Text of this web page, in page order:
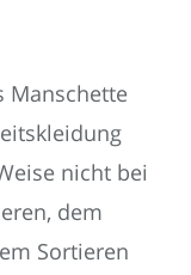
Manschette
nicht bei
dem
Sortieren